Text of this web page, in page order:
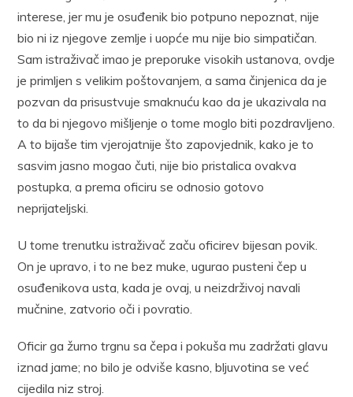
interese, jer mu je osuđenik bio potpuno nepoznat, nije
bio ni iz njegove zemlje i uopće mu nije bio simpatičan.
Sam istraživač imao je preporuke visokih ustanova, ovdje
je primljen s velikim poštovanjem, a sama činjenica da je
pozvan da prisustvuje smaknuću kao da je ukazivala na
to da bi njegovo mišljenje o tome moglo biti pozdravljeno.
A to bijaše tim vjerojatnije što zapovjednik, kako je to
sasvim jasno mogao čuti, nije bio pristalica ovakva
postupka, a prema oficiru se odnosio gotovo
neprijateljski.
U tome trenutku istraživač začu oficirev bijesan povik.
On je upravo, i to ne bez muke, ugurao pusteni čep u
osuđenikova usta, kada je ovaj, u neizdrživoj navali
mučnine, zatvorio oči i povratio.
Oficir ga žurno trgnu sa čepa i pokuša mu zadržati glavu
iznad jame; no bilo je odviše kasno, bljuvotina se već
cijedila niz stroj.